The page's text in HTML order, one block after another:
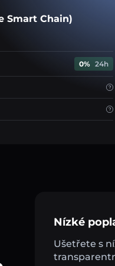
Smart Chain)
0% 24h
Nízké
Ušetřete s